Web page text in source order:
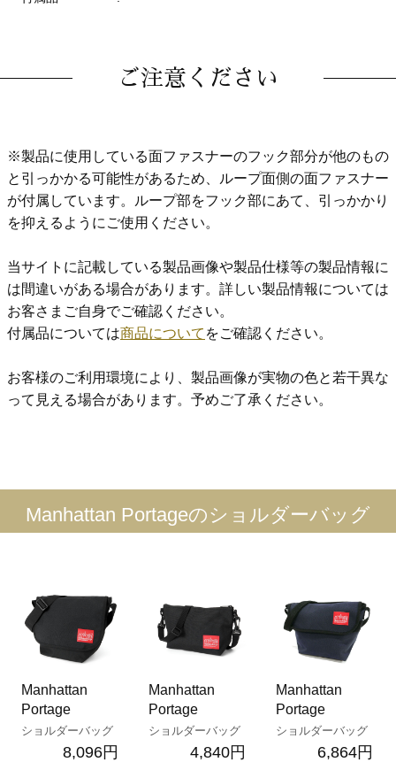
ご注意ください
※製品に使用している面ファスナーのフック部分が他のもの
と引っかかる可能性があるため、ループ面側の面ファスナー
が付属しています。ループ部をフック部にあて、引っかかり
を抑えるようにご使用ください。
当サイトに記載している製品画像や製品仕様等の製品情報に
は間違いがある場合があります。詳しい製品情報については
お客さまご自身でご確認ください。
付属品については商品について をご確認ください。
お客様のご利用環境により、製品画像が実物の色と若干異な
って見える場合があります。予めご了承ください。
Manhattan Portageのショルダーバッグ
Manhattan
Portage
ショルダーバッグ
8,096円
Manhattan
Portage
ショルダーバッグ
4,840円
Manhattan
Portage
ショルダーバッグ
6,864円